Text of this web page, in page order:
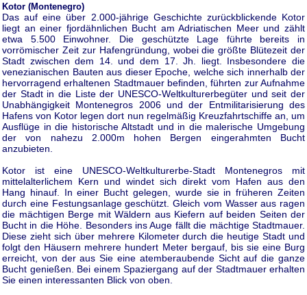
Kotor (Montenegro)
Das auf eine über 2.000-jährige Geschichte zurückblickende Kotor
liegt an einer fjordähnlichen Bucht am Adriatischen Meer und zählt
etwa 5.500 Einwohner. Die geschützte Lage führte bereits in
vorrömischer Zeit zur Hafengründung, wobei die größte Blütezeit der
Stadt zwischen dem 14. und dem 17. Jh. liegt. Insbesondere die
venezianischen Bauten aus dieser Epoche, welche sich innerhalb der
hervorragend erhaltenen Stadtmauer befinden, führten zur Aufnahme
der Stadt in die Liste der UNESCO-Weltkulturerbegüter und seit der
Unabhängigkeit Montenegros 2006 und der Entmilitarisierung des
Hafens von Kotor legen dort nun regelmäßig Kreuzfahrtschiffe an, um
Ausflüge in die historische Altstadt und in die malerische Umgebung
der von nahezu 2.000m hohen Bergen eingerahmten Bucht
anzubieten.
Kotor ist eine UNESCO-Weltkulturerbe-Stadt Montenegros mit
mittelalterlichem Kern und windet sich direkt vom Hafen aus den
Hang hinauf. In einer Bucht gelegen, wurde sie in früheren Zeiten
durch eine Festungsanlage geschützt. Gleich vom Wasser aus ragen
die mächtigen Berge mit Wäldern aus Kiefern auf beiden Seiten der
Bucht in die Höhe. Besonders ins Auge fällt die mächtige Stadtmauer.
Diese zieht sich über mehrere Kilometer durch die heutige Stadt und
folgt den Häusern mehrere hundert Meter bergauf, bis sie eine Burg
erreicht, von der aus Sie eine atemberaubende Sicht auf die ganze
Bucht genießen. Bei einem Spaziergang auf der Stadtmauer erhalten
Sie einen interessanten Blick von oben.